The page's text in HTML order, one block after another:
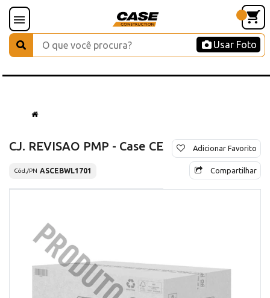
Usar Foto
CJ. REVISAO PMP - Case CE
Cód./PN ASCEBWL1701
Adicionar Favorito
Compartilhar